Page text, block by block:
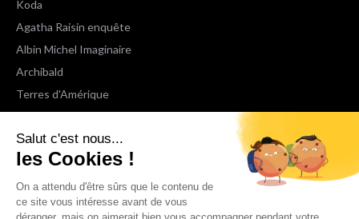
Salut c'est nous...
les Cookies !
On a attendu d'être sûrs que le contenu de
ce site vous intéresse avant de vous
déranger, mais on aimerait bien vous accompagner pendant votre
Koda
Agatha Raisin enquête
Albin Michel Imaginaire
Archibald
Terres d'Amérique
Espaces Libres Poche
NOX
Wiz
Voir toutes les collections